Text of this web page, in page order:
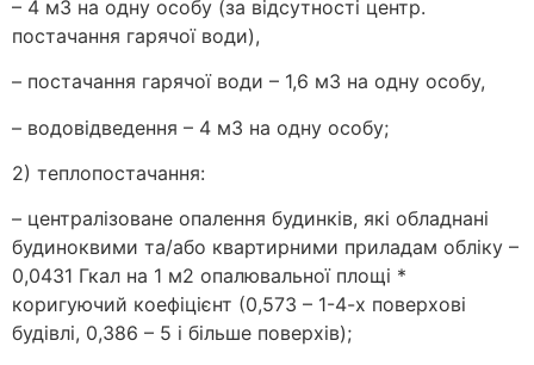
– 4 м3 на одну особу (за відсутності центр.
постачання гарячої води),
– постачання гарячої води – 1,6 м3 на одну особу,
– водовідведення – 4 м3 на одну особу;
2) теплопостачання:
– централізоване опалення будинків, які обладнані
будиноквими та/або квартирними приладам обліку –
0,0431 Гкал на 1 м2 опалювальної площі *
коригуючий коефіцієнт (0,573 – 1-4-х поверхові
будівлі, 0,386 – 5 і більше поверхів);